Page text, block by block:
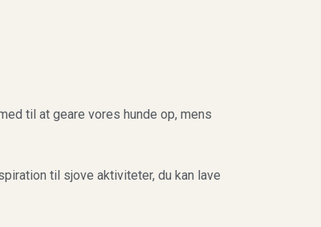
til at geare vores hunde op, mens
til sjove aktiviteter, du kan lave